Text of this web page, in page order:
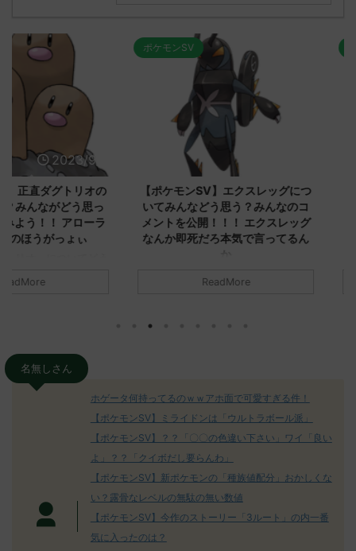
2023/9/8
トリオの
どう思っ
アローラ
っょぃ
test/re
リージョ
ただダグト
れたウミト
ポケモンSV
2023/9/8
【ポケモンSV】エクスレッグにつ
いてみんなどう思う？みんなのコ
メントを公開！！！ エクスレッグ
なんか即死だろ本気で言ってるん
う思ってる？ 初めの記事 元のス
ッグヘルムかっこいいから助かる 名
決めた！ (ﾜｯﾁｮｲW b524-NwUu)
2023/06/28(水 ...
ポケモンSV
【ポケモ
みんなど
メントを
リーはバ
たラウドボ
しさん0624
名無しさん
ホゲータ何持ってるのｗｗアホ面で可愛すぎる件！
【ポケモンSV】ミライドンは「ウルトラボール派」
【ポケモンSV】？？「〇〇の色違い下さい」ワイ「良い
よ」？？「クイボだし要らんわ」
【ポケモンSV】新ポケモンの「種族値配分」おかしくな
い？露骨なレベルの無駄の無い数値
【ポケモンSV】今作のストーリー「3ルート」の内一番
気に入ったのは？